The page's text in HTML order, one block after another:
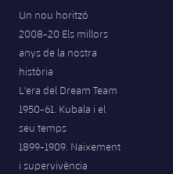
Un nou horitzó
2008-20 Els millors
anys de la nostra
història
L'era del Dream Team
1950-61. Kubala i el
seu temps
1899-1909. Naixement
i supervivència